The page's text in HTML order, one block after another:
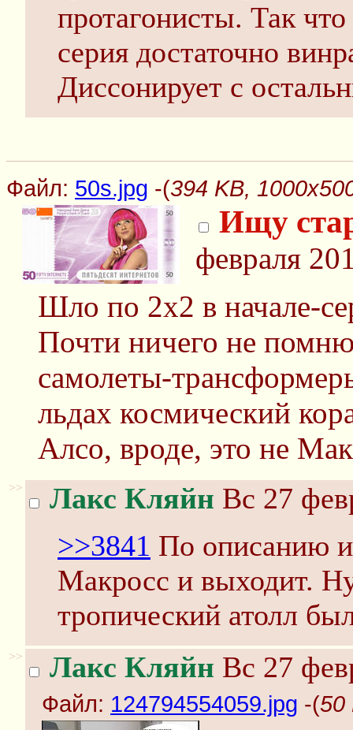
протагонисты. Так
серия достаточно
Диссонирует с
Файл: 50s.jpg -(394 KB,
Ищу
февраля
Шло по 2х2 в начале-
Почти ничего не
самолеты-
льдах космический
Алсо, вроде, это не
>> Лакс Кляйн Вс 27
>>3841 По описанию
Макросс и выходит.
тропический атолл
>> Лакс Кляйн Вс 27
Файл: 124794554059.jpg -(50